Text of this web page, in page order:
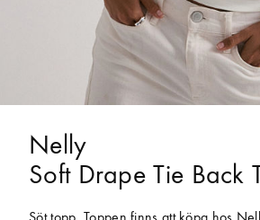
Nelly
Soft Drape Tie Back